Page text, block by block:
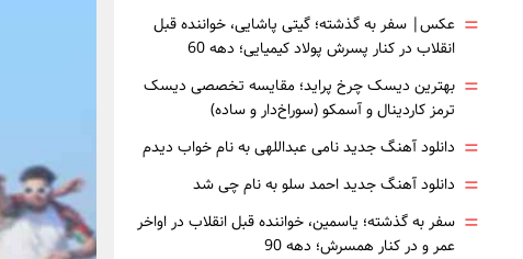
= عکس| سفر به گذشته؛ گیتی پاشایی، خواننده قبل
انقلاب در کنار پسرش پولاد کیمیایی؛ دهه 60
= بهترین دیسک چرخ پراید؛ مقایسه تخصصی دیسک
ترمز کاردینال و آسمکو (سوراخ‌دار و ساده)
= دانلود آهنگ جدید نامی عبداللهی به نام خواب دیدم
= دانلود آهنگ جدید احمد سلو به نام چی شد
= سفر به گذشته؛ یاسمین، خواننده قبل انقلاب در اواخر
عمر و در کنار همسرش؛ دهه 90